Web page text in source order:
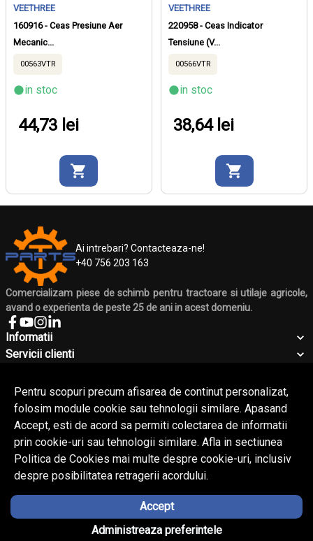
VEETHREE
160916 - Ceas Presiune Aer
Mecanic...
00563VTR
in stoc
44,73 lei
VEETHREE
220958 - Ceas Indicator
Tensiune (v...
00566VTR
in stoc
38,64 lei
Ai intrebari? Contacteaza-ne!
+40 756 203 163
Comercializam piese de schimb pentru tractoare si utilaje agricole,
avand o experienta de peste 25 de ani in acest domeniu.
Informatii
Servicii clienti
Contact
© Copyright 2026 Silmecom. Toate drepturile rezervate.
Solutie eCommercepowered by
BrowserID:
Pentru scopuri precum afisarea de continut personalizat,
folosim module cookie sau tehnologii similare. Apasand
Accept, esti de acord sa permiti colectarea de informatii
prin cookie-uri sau tehnologii similare. Afla in sectiunea
Politica de Cookies mai multe despre cookie-uri, inclusiv
despre posibilitatea retragerii acordului.
Accept
Administreaza preferinteleAi nevoie de ajutor?